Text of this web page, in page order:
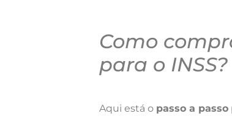
Como
para o INSS?
Aqui está o passo a passo